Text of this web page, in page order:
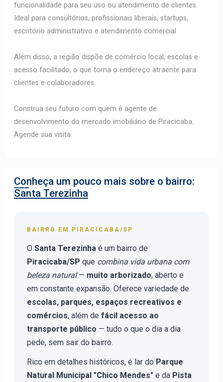
funcionalidade para seu uso ou atendimento de clientes.
Ideal para consultórios, profissionais liberais, startups,
escritório administrativo e atendimento comercial
Além disso, a região dispõe de comércio local, escolas e
acesso facilitado, o que torna o endereço atraente para
clientes e colaboradores.
Construa seu futuro com quem é agente de
desenvolvimento do mercado imobiliário de Piracicaba.
Agende sua visita.
Conheça um pouco mais sobre o bairro:
Santa Terezinha
BAIRRO EM PIRACICABA/SP
O Santa Terezinha é um bairro de
Piracicaba/SP que combina vida urbana com
beleza natural— muito arborizado, aberto e
em constante expansão. Oferece variedade de
escolas, parques, espaços recreativos e
comércios, além de fácil acesso ao
transporte público — tudo o que o dia a dia
pede, sem sair do bairro.
Rico em detalhes históricos, é lar do Parque
Natural Municipal "Chico Mendes" e da Pista